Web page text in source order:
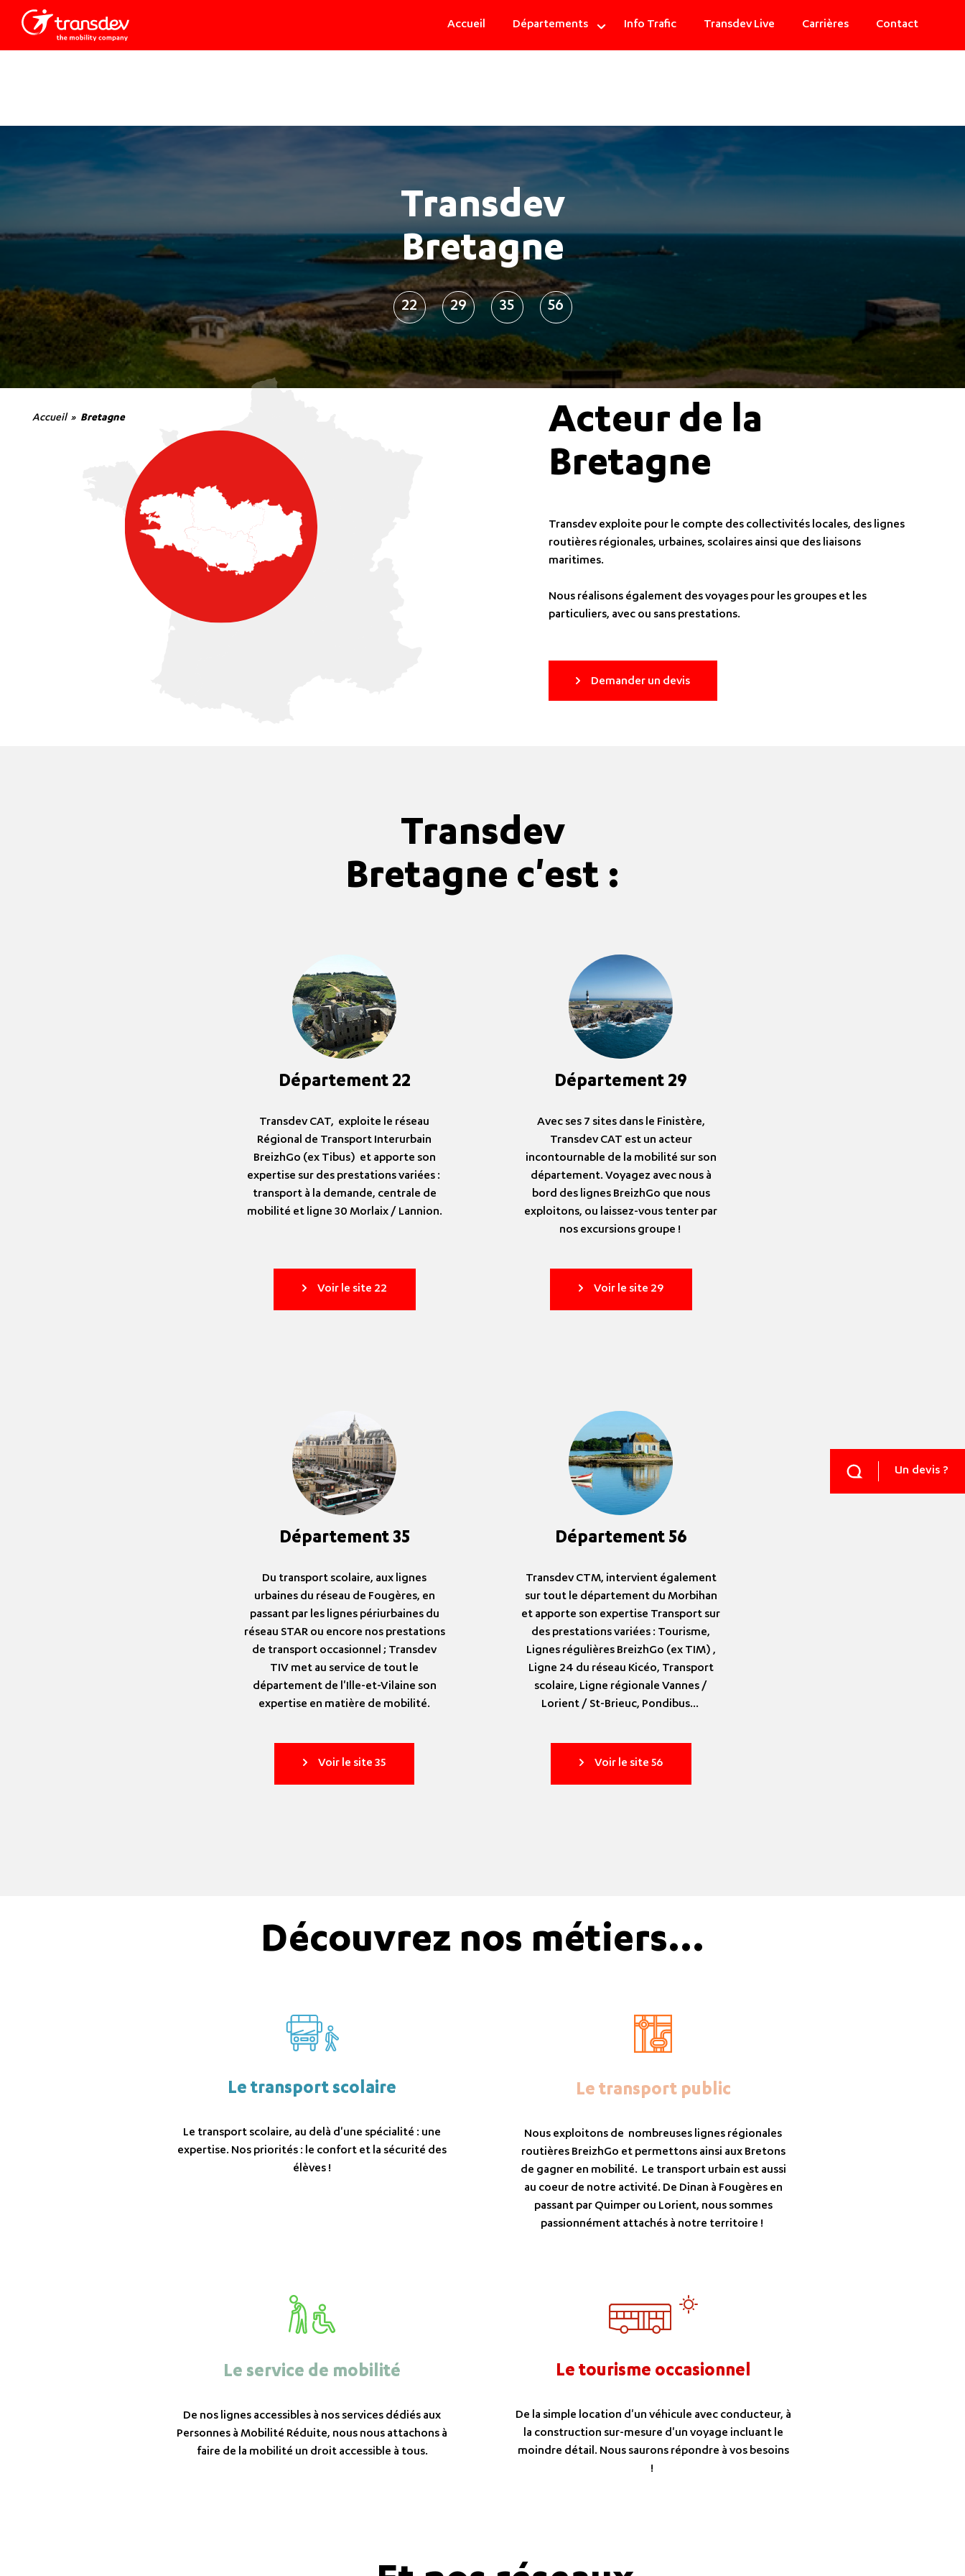
Bretagne
Accueil Départements Info Trafic Transdev Live Carrières Contact
Un devis ?
Transdev
Bretagne
22 29 35 56
Accueil Bretagne
Acteur de la
Bretagne
Transdev exploite pour le compte des collectivités locales, des lignes
routières régionales, urbaines, scolaires ainsi que des liaisons
maritimes.
Nous réalisons également des voyages pour les groupes et les
particuliers, avec ou sans prestations.
Demander un devis
Transdev
Bretagne c'est :
Département 22
Transdev CAT, exploite le réseau
Régional de Transport Interurbain
BreizhGo (ex Tibus) et apporte son
expertise sur des prestations variées :
transport à la demande, centrale de
mobilité et ligne 30 Morlaix / Lannion.
Voir le site 22
Département 29
Avec ses 7 sites dans le Finistère,
Transdev CAT est un acteur
incontournable de la mobilité sur son
département. Voyagez avec nous à
bord des lignes BreizhGo que nous
exploitons, ou laissez-vous tenter par
nos excursions groupe !
Voir le site 29
Département 35
Du transport scolaire, aux lignes
urbaines du réseau de Fougères, en
passant par les lignes périurbaines du
réseau STAR ou encore nos prestations
de transport occasionnel ; Transdev
TIV met au service de tout le
département de l'Ille-et-Vilaine son
expertise en matière de mobilité.
Voir le site 35
Département 56
Transdev CTM, intervient également
sur tout le département du Morbihan
et apporte son expertise Transport sur
des prestations variées : Tourisme,
Lignes régulières BreizhGo (ex TIM) ,
Ligne 24 du réseau Kicéo, Transport
scolaire, Ligne régionale Vannes /
Lorient / St-Brieuc, Pondibus...
Voir le site 56
Découvrez nos métiers...
Le transport scolaire
Le transport scolaire, au delà d'une spécialité : une
expertise. Nos priorités : le confort et la sécurité des
élèves !
Le transport public
Nous exploitons de nombreuses lignes régionales
routières BreizhGo et permettons ainsi aux Bretons
de gagner en mobilité. Le transport urbain est aussi
au coeur de notre activité. De Dinan à Fougères en
passant par Quimper ou Lorient, nous sommes
passionnément attachés à notre territoire !
Le service de mobilité
De nos lignes accessibles à nos services dédiés aux
Personnes à Mobilité Réduite, nous nous attachons à
faire de la mobilité un droit accessible à tous.
Le tourisme occasionnel
De la simple location d'un véhicule avec conducteur, à
la construction sur-mesure d'un voyage incluant le
moindre détail. Nous saurons répondre à vos besoins
!